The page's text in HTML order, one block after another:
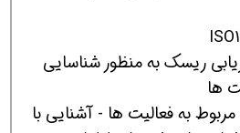
ریسک به منظور شناسایی
ها
به فعالیت ها - آشنایی با